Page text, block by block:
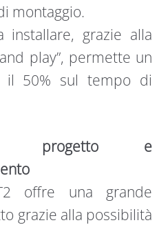
montaggio.
installare, grazie alla
play”, permette un
il 50% sul tempo di
progetto e
offre una grande
grazie alla possibilità